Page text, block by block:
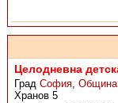
Целодневна
ГрадСофия,Община
Хранов 5